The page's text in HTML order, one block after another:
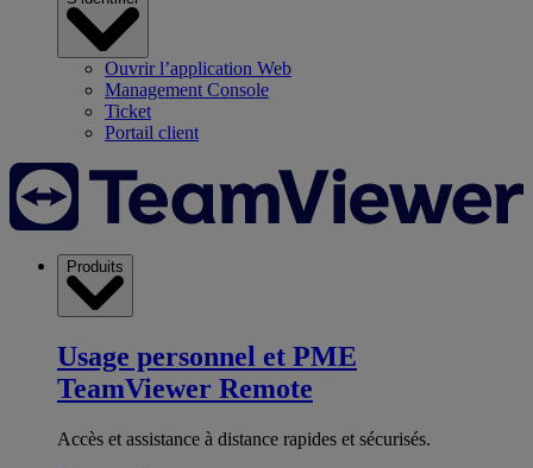
Ouvrir l’application Web
Management Console
Ticket
Portail client
Produits
Usage personnel et PME
TeamViewer Remote
Accès et assistance à distance rapides et sécurisés.